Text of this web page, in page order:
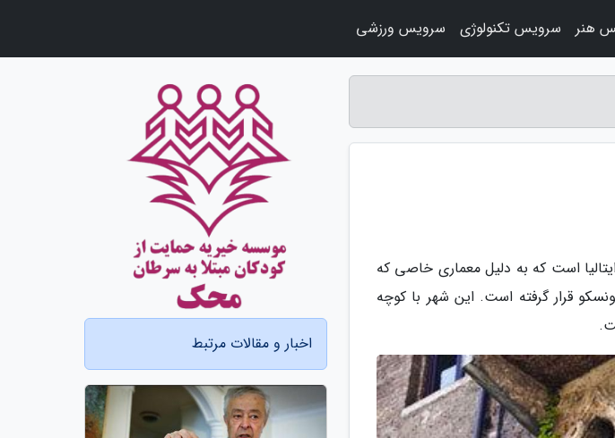
است که به دلیل معماری خاصی که
قرار گرفته است. این شهر با کوچه
اخبار و مقالات مرتبط
هنر سرویس تکنولوژی سرویس ورزشی